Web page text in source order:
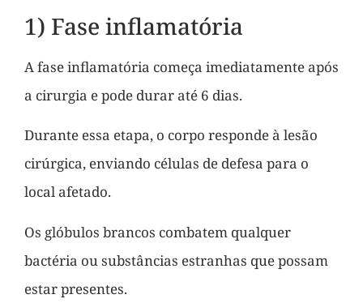
1) Fase inflamatória
A fase inflamatória começa imediatamente após
a cirurgia e pode durar até 6 dias.
Durante essa etapa, o corpo responde à lesão
cirúrgica, enviando células de defesa para o
local afetado.
Os glóbulos brancos combatem qualquer
bactéria ou substâncias estranhas que possam
estar presentes.